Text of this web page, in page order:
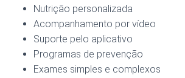
Nutrição personalizada
Acompanhamento por vídeo
Suporte pelo aplicativo
Programas de prevenção
Exames simples e complexos